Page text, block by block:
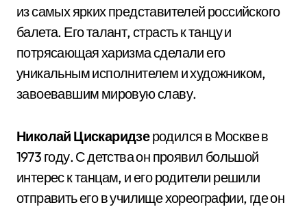
из самых ярких представителей российского
балета. Его талант, страсть к танцу и
потрясающая харизма сделали его
уникальным исполнителем и художником,
завоевавшим мировую славу.
Николай Цискаридзеродился в Москве в
1973 году. С детства он проявил большой
интерес к танцам, и его родители решили
отправить его в училище хореографии, где он